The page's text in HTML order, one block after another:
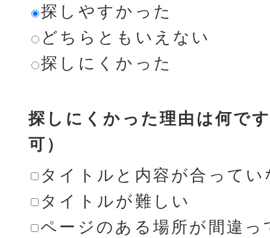
探しやすかった
どちらともいえない
探しにくかった
探しにくかった理由は何で
可）
タイトルと内容が合ってい
タイトルが難しい
ページのある場所が間違っ